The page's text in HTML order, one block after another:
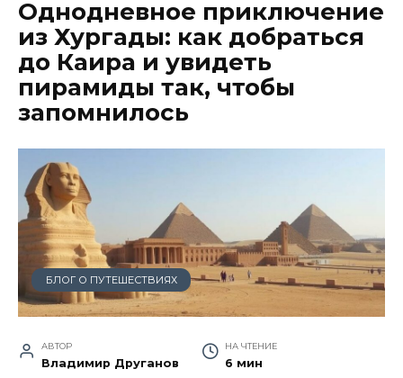
Однодневное приключение
из Хургады: как добраться
до Каира и увидеть
пирамиды так, чтобы
запомнилось
БЛОГ О ПУТЕШЕСТВИЯХ
АВТОР
Владимир Друганов
НА ЧТЕНИЕ
6 мин